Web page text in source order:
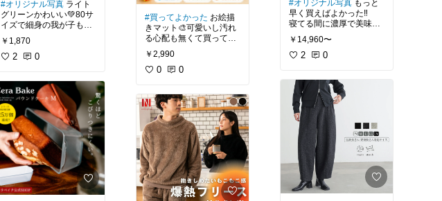
#オリジナル写真 ライト
グリーンかわいい💚80サ
イズで細身の我が子も程
よくフィットしてくれ
た！生地もしっかりして
て、お安いのでイロチ買
￥1,870
2 0
#買ってよかった お絵描
きマット🎨可愛いし汚れ
る心配も無くて買って大
正解🙌遊びに来た妹も
『可愛い！』と早速甥っ
子のために買うって😁
￥2,990
0 0
#オリジナル写真 もっと
早く買えばよかった‼️
寝てる間に濃厚で美味し
い酵素玄米甘酒完成🙌
発酵あんこも簡単🫘これ
は便利すぎる💓
き♪
￥14,960〜
2 0